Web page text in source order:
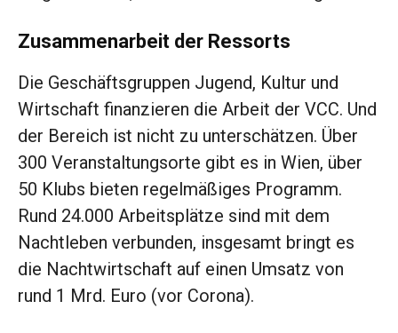
Zusammenarbeit der Ressorts
Die Geschäftsgruppen Jugend, Kultur und
Wirtschaft finanzieren die Arbeit der VCC. Und
der Bereich ist nicht zu unterschätzen. Über
300 Veranstaltungsorte gibt es in Wien, über
50 Klubs bieten regelmäßiges Programm.
Rund 24.000 Arbeitsplätze sind mit dem
Nachtleben verbunden, insgesamt bringt es
die Nachtwirtschaft auf einen Umsatz von
rund 1 Mrd. Euro (vor Corona).